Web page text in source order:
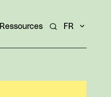
Ressources Rechercher un
FR